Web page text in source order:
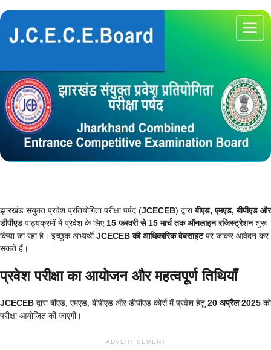
झारखंड संयुक्त प्रवेश प्रतियोगिता परीक्षा पर्षद (JCECEB) द्वाराबीएड, एमएड, बीपीएड और
डीपीएडपाठ्यक्रमों में प्रवेश के लिए 15 फरवरी से 15 मार्च तक ऑनलाइन रजिस्ट्रेशनशुरू
किया जा रहा है। इच्छुक अभ्यर्थीJCECEB की आधिकारिक वेबसाइटपर जाकर आवेदन कर
सकते हैं।
प्रवेश परीक्षा का आयोजन और महत्वपूर्ण तिथियाँ
JCECEB द्वारा बीएड, एमएड, बीपीएड और डीपीएड कोर्स में प्रवेश हेतु 20 अप्रैल 2025 को
परीक्षा आयोजित की जाएगी।
ADVERTISEMENT